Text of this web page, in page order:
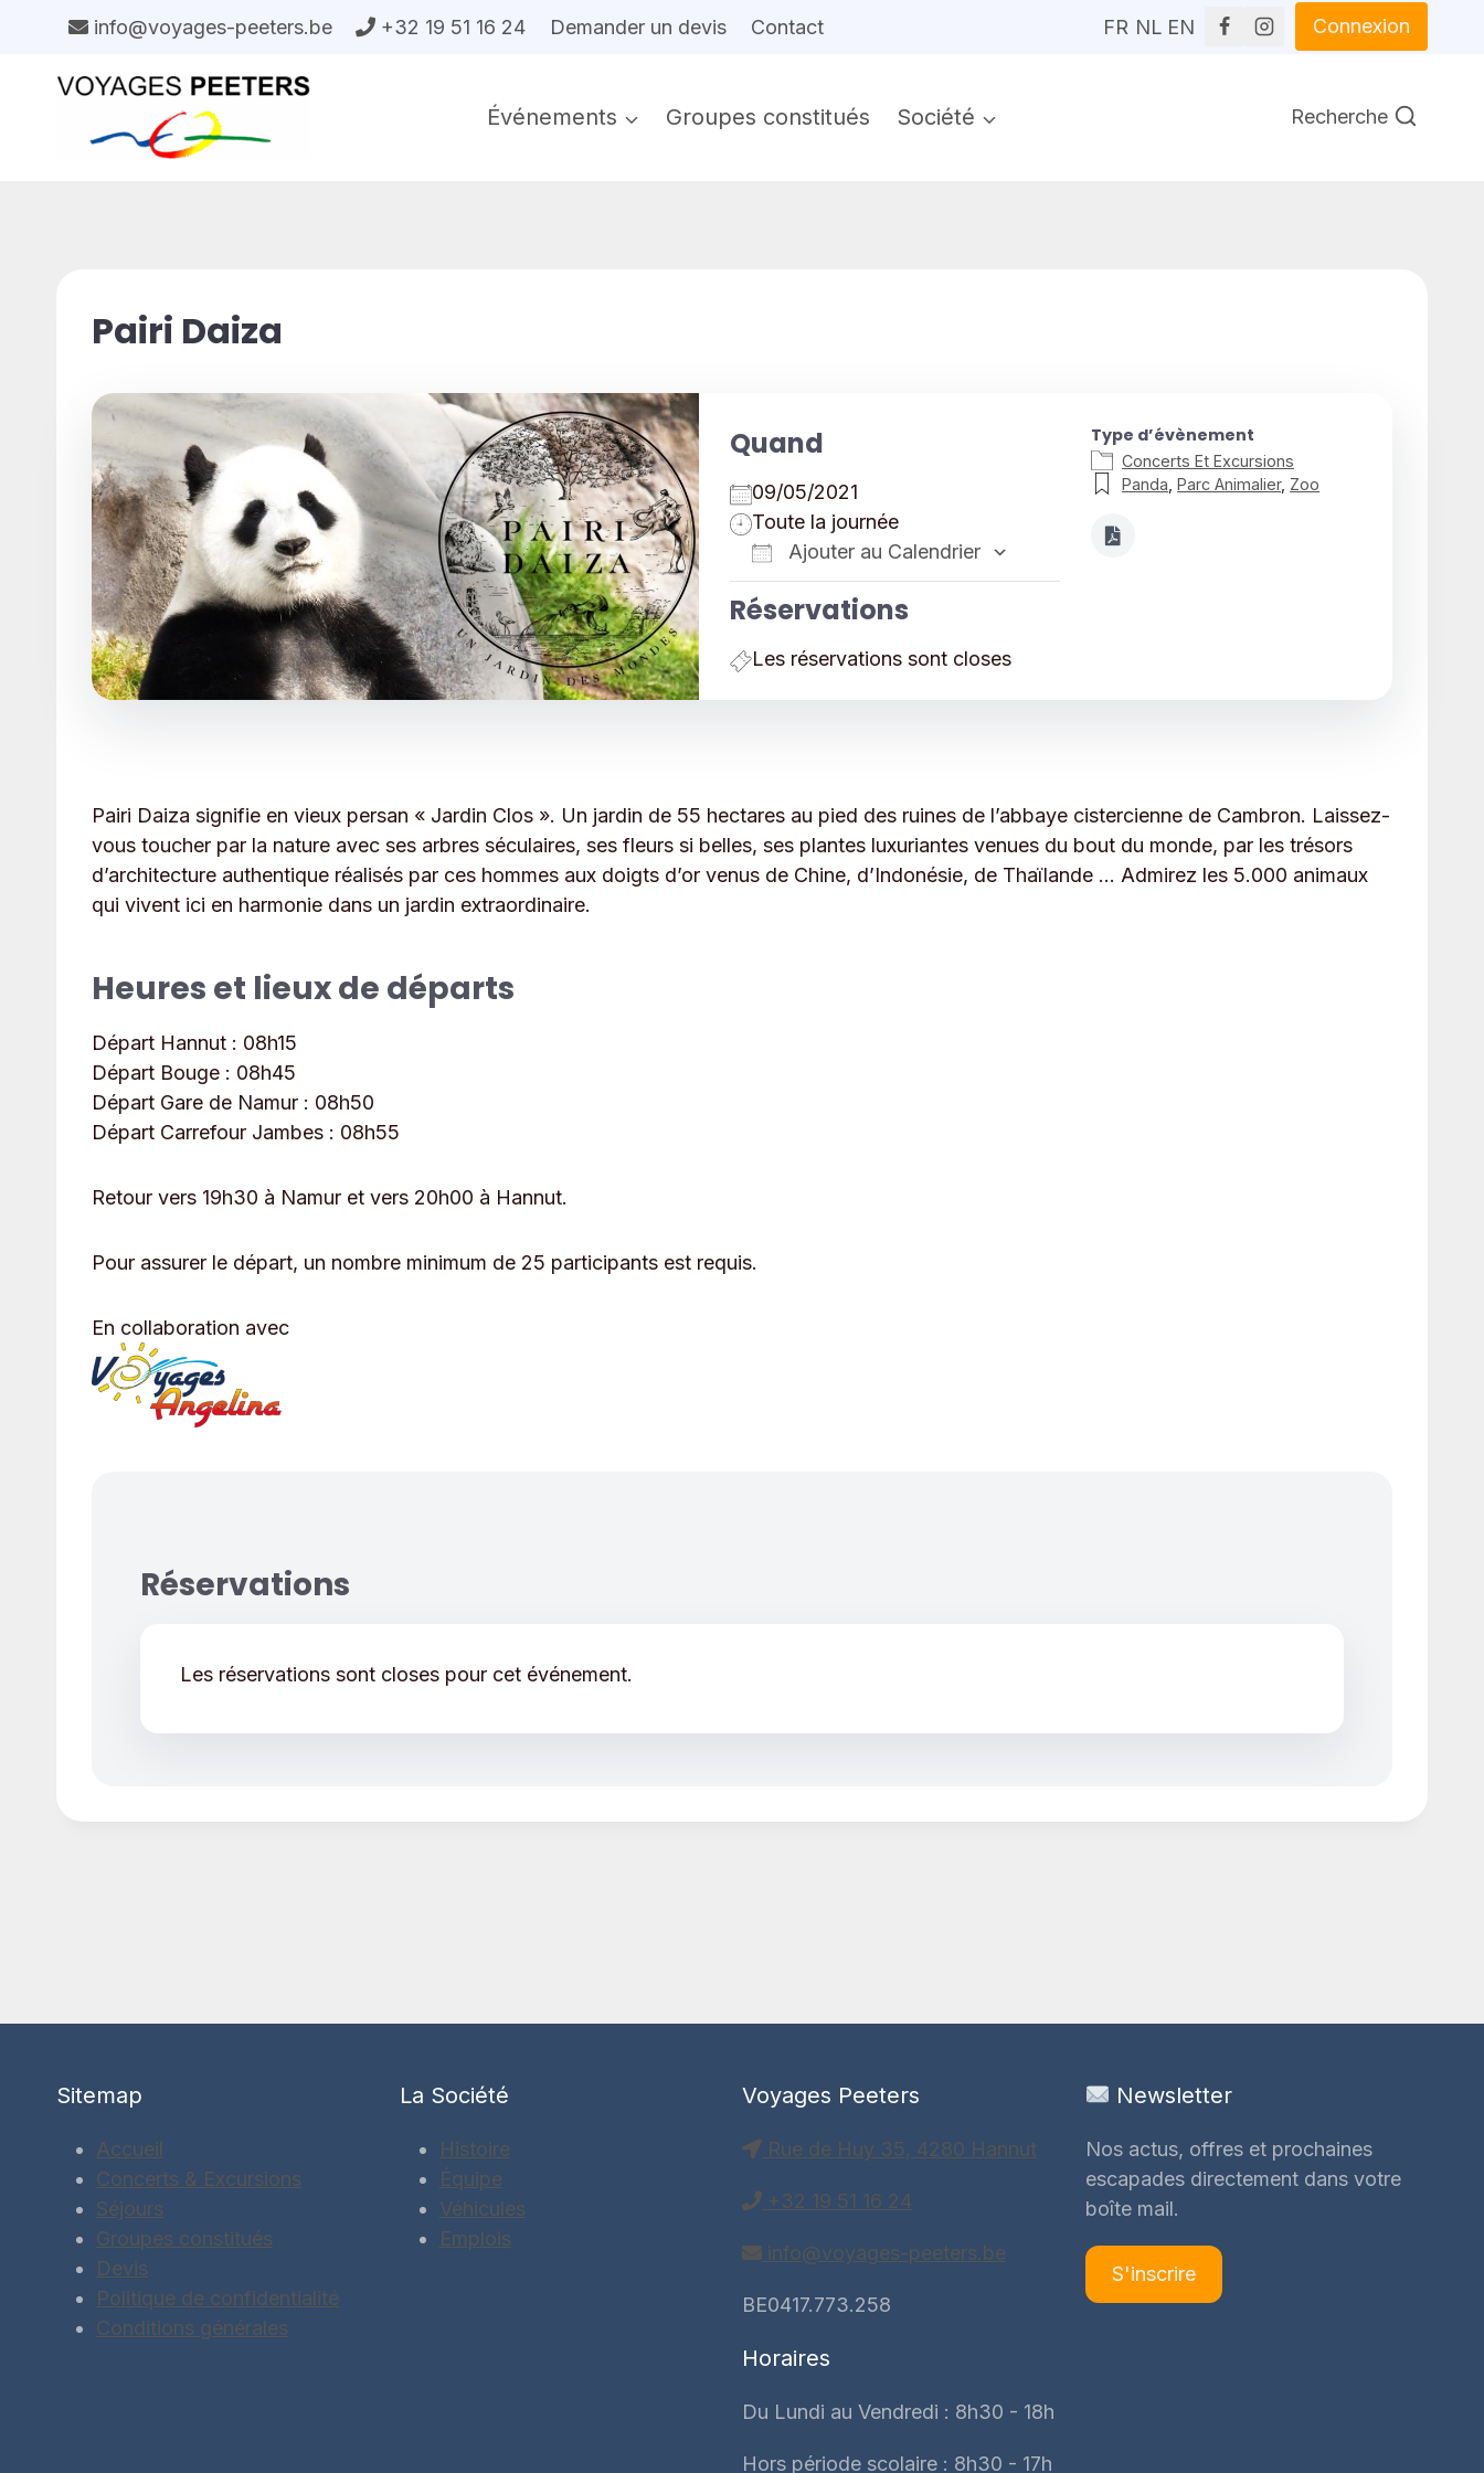
contenu
info@voyages-peeters.be +32 19 51 16 24 Demander un devis Contact FR NL EN Connexion
Événements Groupes constitués Société Recherche
Pairi Daiza
Quand
09/05/2021
Toute la journée
Ajouter au Calendrier
Réservations
Les réservations sont closes
Type d’évènement
Concerts Et Excursions
Panda ,Parc Animalier, Zoo
Pairi Daiza signifie en vieux persan « Jardin Clos ». Un jardin de 55 hectares au pied des ruines de l’abbaye cistercienne de Cambron. Laissez-
vous toucher par la nature avec ses arbres séculaires, ses fleurs si belles, ses plantes luxuriantes venues du bout du monde, par les trésors
d’architecture authentique réalisés par ces hommes aux doigts d’or venus de Chine, d’Indonésie, de Thaïlande … Admirez les 5.000 animaux
qui vivent ici en harmonie dans un jardin extraordinaire.
Heures et lieux de départs
Départ Hannut : 08h15
Départ Bouge : 08h45
Départ Gare de Namur : 08h50
Départ Carrefour Jambes : 08h55
Retour vers 19h30 à Namur et vers 20h00 à Hannut.
Pour assurer le départ, un nombre minimum de 25 participants est requis.
En collaboration avec
Réservations
Les réservations sont closes pour cet événement.
Sitemap
Accueil
Concerts & Excursions
Séjours
Groupes constitués
Devis
Politique de confidentialité
Conditions générales
La Société
Histoire
Équipe
Véhicules
Emplois
Voyages Peeters
Rue de Huy 35, 4280 Hannut
+32 19 51 16 24
info@voyages-peeters.be
BE0417.773.258
Horaires
Du Lundi au Vendredi : 8h30 - 18h
Hors période scolaire : 8h30 - 17h
Newsletter
Nos actus, offres et prochaines
escapades directement dans votre
boîte mail.
S'inscrire